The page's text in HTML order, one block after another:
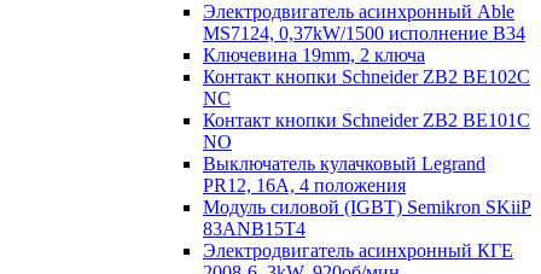
Электродвигатель асинхронный Able
MS7124, 0,37kW/1500 исполнение В34
Ключевина 19mm, 2 ключа
Контакт кнопки Schneider ZB2 BE102C
NC
Контакт кнопки Schneider ZB2 BE101C
NO
Выключатель кулачковый Legrand
PR12, 16A, 4 положения
Модуль силовой (IGBT) Semikron SKiiP
83ANB15T4
Электродвигатель асинхронный КГЕ